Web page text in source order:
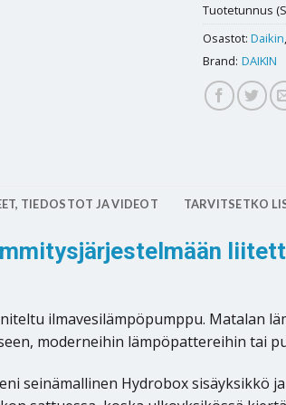
Tuotetunnus
Osastot: Daikin
Brand: DAIKIN
TIEDOSTOT JA VIDEOT TARVITSETKO
ilmavesilämpöpumppu. Matalan
moderneihin lämpöpattereihin tai
seinämallinen Hydrobox